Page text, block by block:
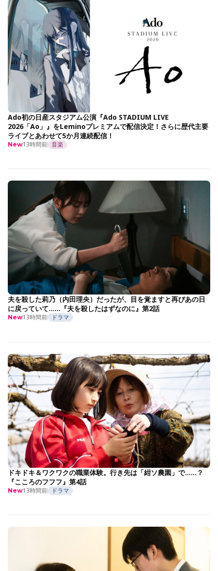
Ado初の日産スタジアム公演『Ado STADIUM LIVE
2026「Ao」』をLeminoプレミアムで配信決定！さらに歴代主要
ライブとあわせて5か月連続配信！
New13時間前 音楽
夫を殺した莉乃（内田理央）だったが、目を覚ますと再びあの日
に戻っていて……『夫を殺したはずなのに』第2話
New13時間前 ドラマ
ドキドキ＆ワクワクの職業体験。行き先は「紺ソ農園」で……？
『こころのフフフ』第4話
New13時間前 ドラマ